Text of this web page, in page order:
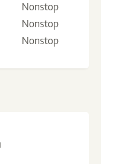
Nonstop
Nonstop
Nonstop